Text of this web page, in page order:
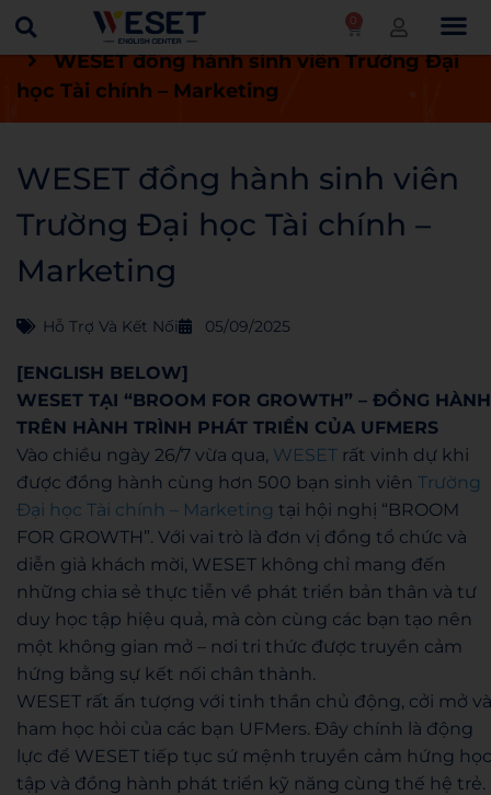
0
Trang chủ Tin tức
Hỗ trợ và kết nối
WESET đồng hành sinh viên Trường Đại
học Tài chính – Marketing
WESET đồng hành sinh viên
Trường Đại học Tài chính –
Marketing
Hỗ Trợ Và Kết Nối 05/09/2025
[ENGLISH BELOW]
WESET TẠI “BROOM FOR GROWTH” – ĐỒNG HÀNH
TRÊN HÀNH TRÌNH PHÁT TRIỂN CỦA UFMERS
Vào chiều ngày 26/7 vừa qua, WESET rất vinh dự khi
được đồng hành cùng hơn 500 bạn sinh viên Trường
Đại học Tài chính – Marketing tại hội nghị “BROOM
FOR GROWTH”. Với vai trò là đơn vị đồng tổ chức và
diễn giả khách mời, WESET không chỉ mang đến
những chia sẻ thực tiễn về phát triển bản thân và tư
duy học tập hiệu quả, mà còn cùng các bạn tạo nên
một không gian mở – nơi tri thức được truyền cảm
hứng bằng sự kết nối chân thành.
WESET rất ấn tượng với tinh thần chủ động, cởi mở và
ham học hỏi của các bạn UFMers. Đây chính là động
lực để WESET tiếp tục sứ mệnh truyền cảm hứng học
tập và đồng hành phát triển kỹ năng cùng thế hệ trẻ.